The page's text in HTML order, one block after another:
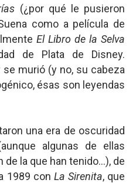
(¿por qué le pusieron
como a película de
El Libro de la Selva
de Plata de Disney.
se murió (y no, su cabeza
ésas son leyendas
una era de oscuridad
algunas de ellas
la que han tenido...), de
1989 con La Sirenita, que